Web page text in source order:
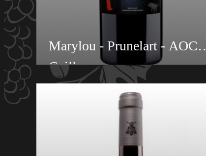
Marylou - Prunelart - AOC
Gaillac
Découvrez la cuvée Marylou, une création
unique du Domaine de Gayssou à Gaillac,
élaborée avec passion à partir du cépage
aînée de Christophe. Cette cuvée spéciale,
élevée en jarre, offre une expérience gustative